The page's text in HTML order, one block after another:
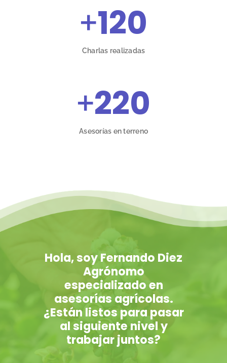
+120
Charlas realizadas
+220
Asesorías en terreno
Hola, soy Fernando Diez
Agrónomo
especializado en
asesorías agrícolas.
¿Están listos para pasar
al siguiente nivel y
trabajar juntos?